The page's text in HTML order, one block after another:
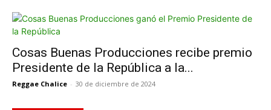
Cosas Buenas Producciones recibe premio
Presidente de la República a la...
Reggae Chalice - 30 de diciembre de 2024